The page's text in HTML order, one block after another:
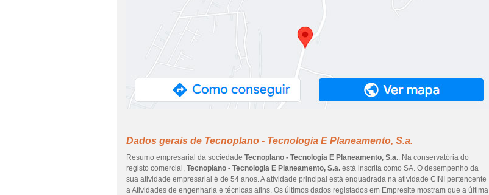
Dados gerais de Tecnoplano - Tecnologia E Planeamento, S.a.
Resumo empresarial da sociedade Tecnoplano - Tecnologia E Planeamento, S.a.. Na conservatória do
registo comercial, Tecnoplano - Tecnologia E Planeamento, S.a. está inscrita como SA. O desempenho da
sua atividade empresarial é de 54 anos. A atividade principal está enquadrada na atividade CINI pertencente
a Atividades de engenharia e técnicas afins. Os últimos dados registados em Empresite mostram que a última